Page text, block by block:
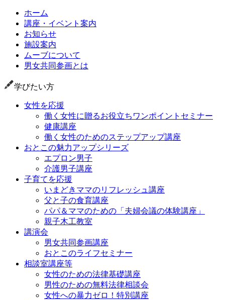
ホーム
講座・イベント案内
お知らせ
施設案内
ムーブについて
男女共同参画とは
学びたい方
女性を応援
働く女性に贈るお役立ちワンポイントセミナー
健康講座
働く女性のためのステップアップ講座
おとこの魅力アップシリーズ
エプロン男子
介護男子講座
子育てを応援
いまどきママのリフレッシュ講座
父と子の食育講座
パパ＆ママのための「夫婦会議の体験講座」
親子木工教室
講演会
男女共同参画講座
おとこのライフセミナー
相談室講座等
女性のための法律基礎講座
男性のための無料法律相談会
女性への暴力ゼロ！特別講座